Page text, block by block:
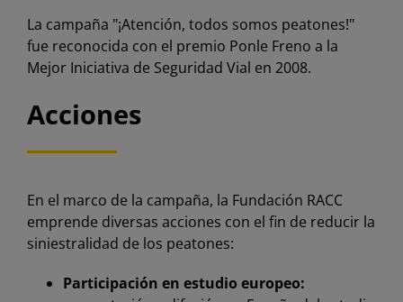
La campaña "¡Atención, todos somos peatones!"
fue reconocida con el premio Ponle Freno a la
Mejor Iniciativa de Seguridad Vial en 2008.
Acciones
En el marco de la campaña, la Fundación RACC
emprende diversas acciones con el fin de reducir la
siniestralidad de los peatones:
Participación en estudio europeo: